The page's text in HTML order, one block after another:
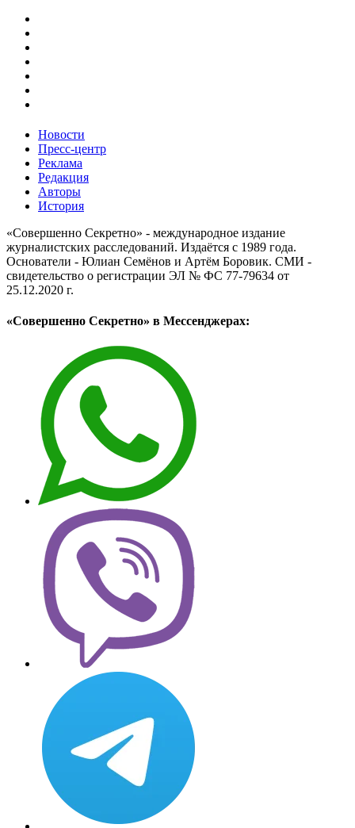
Новости
Пресс-центр
Реклама
Редакция
Авторы
История
«Совершенно Секретно» - международное издание
журналистских расследований. Издаётся с 1989 года.
Основатели - Юлиан Семёнов и Артём Боровик. CМИ -
свидетельство о регистрации ЭЛ № ФС 77-79634 от
25.12.2020 г.
«Совершенно Секретно» в Мессенджерах: